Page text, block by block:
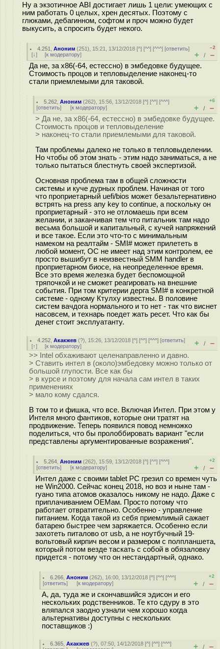
Ну а экзотичное ABI достигает лишь 1 цели: умеющих с
ним работать 0 целых, хрен десятых. Поэтому с
глюками, дебагинном, софтом и проч можно будет
выкусить, а спросить будет некого.
4.251 ,Аноним (251), 15:21, 13/12/2018 [^] [^^] [^^^] [ответить]
[↓] [к модератору]
–2
+ / –
Да не, за x86(-64, естессно) в эмбедовке будущее.
Стоимость процов и тепловыделение наконец-то
стали приемлемыми для таковой.
5.262 ,Аноним (262), 15:56, 13/12/2018 [^] [^^] [^^^]
[ответить] [к модератору]
+6
+ / –
> Да не, за x86(-64, естессно) в эмбедовке будущее.
Стоимость процов и тепловыделение
> наконец-то стали приемлемыми для таковой.
Там проблемы далеко не только в тепловыделении.
Но чтобы об этом знать - этим надо заниматься, а не
только пытаться блестнуть своей экспертизой.
Основная проблема там в общей сложности
системы и куче дурных проблем. Начиная от того
что проприетарный uefi/bios может безальтернативно
встрять на press any key to continue, а поскольку он
проприетарный - это не отломаешь при всем
желании, и заканчивая тем что питальник там надо
весьма большой и капитальный, с кучей напряжений
и все такое. Если это что-то с минимальным
намеком на реалтайм - SMI# может прилететь в
любой момент, ОС не имеет над этим контролем, ее
просто вышибут в неизвестный SMM handler в
проприетарном биосе, на неопределенное время.
Все это время железка будет беспомощной
тряпочкой и не сможет реагировать на внешние
события. При том критерии дерга SMI# в конкретной
системе - одному Ктулху известны. В половине
систем вачдога нормального и то нет - так что виснет
насовсем, и технарь поедет жать ресет. Что как бы
денег стоит эксплуатанту.
4.252 ,Акакжев (?), 15:26, 13/12/2018 [^] [^^] [^^^] [ответить]
[↑] [к модератору] + / –
>> Intel обхаживают целенаправленно и давно.
> Ставить интел в (около)эмбедовку можно только от
большой глупости. Все как бы
> в курсе и поэтому для начала сам интел в таких
применениях
> мало кому сдался.
В том то и фишка, что все. Включая Интел. При этом у
Интеля много фантиков, которые они тратят на
продвижение. Теперь появился повод немножко
поделиться, что бы пролоббировать вариант "если
представлены аргументированные возражения".
5.264 ,Аноним (262), 15:59, 13/12/2018 [^] [^^] [^^^]
[ответить] [к модератору]
+2
+ / –
Интел даже с своими tablet PC грезил со времен чуть
не Win2000. Сейчас конец 2018, но воз и ныне там -
гуано типа атомов оказалось никому не надо. Даже с
приплачиванием OEMам. Просто потому что
работает отвратительно. Особенно - управление
питанием. Когда такой из себя приемлимый сажает
батарею быстрее чем заряжается. Особенно если
захотеть питалово от usb, а не ноутбучный 19-
вольтовый кирпич весом и размером с полпланшета,
который потом везде таскать с собой в обязаловку
придется - потому что он нестандартный, однако.
6.266 ,Аноним (262), 16:00, 13/12/2018 [^] [^^] [^^^]
[ответить] [к модератору]
+2
+ / –
А, да, туда же и скончавшийся эдисон и его
нескольких родственников. Те кто сдуру в это
вляпался заодно узнали чем хорошо когда
альтернативы доступны с нескольких
поставщиков :)
6.365 ,Акакжев (?), 07:50, 14/12/2018 [^] [^^] [^^^]
+ / –